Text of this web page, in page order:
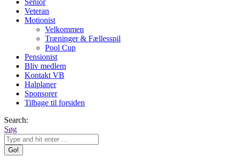
Senior
Veteran
Motionist
Velkommen
Træninger & Fællesspil
Pool Cup
Pensionist
Bliv medlem
Kontakt VB
Halplaner
Sponsorer
Tilbage til forsiden
Search:
Søg